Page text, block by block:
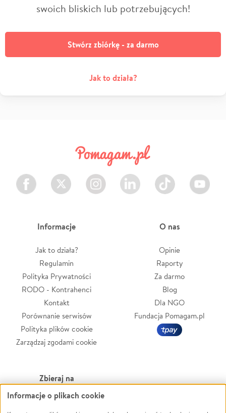
swoich bliskich lub potrzebujących!
Stwórz zbiórkę - za darmo
Jak to działa?
Facebook Twitter Instagram LinkedIn TikTok Youtube
Informacje
Jak to działa?
Regulamin
Polityka Prywatności
RODO - Kontrahenci
Kontakt
Porównanie serwisów
Polityka plików cookie
Zarządzaj zgodami cookie
O nas
Opinie
Raporty
Za darmo
Blog
Dla NGO
Fundacja Pomagam.pl
Zbieraj na
Leczenie
Informacje o plikach cookie